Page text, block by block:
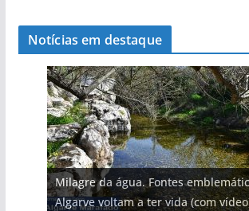
Notícias em destaque
Milagre da água. Fontes
Algarve voltam a ter vida (com